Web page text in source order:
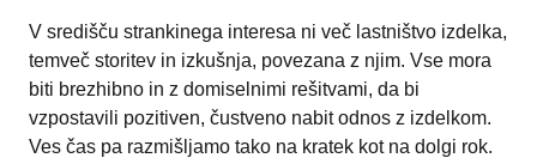
V središču strankinega interesa ni več lastništvo izdelka,
temveč storitev in izkušnja, povezana z njim. Vse mora
biti brezhibno in z domiselnimi rešitvami, da bi
vzpostavili pozitiven, čustveno nabit odnos z izdelkom.
Ves čas pa razmišljamo tako na kratek kot na dolgi rok.